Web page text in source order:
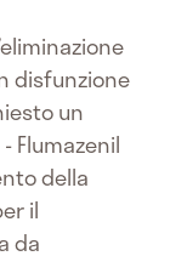
disfunzione
un
Flumazenil
della
il
da